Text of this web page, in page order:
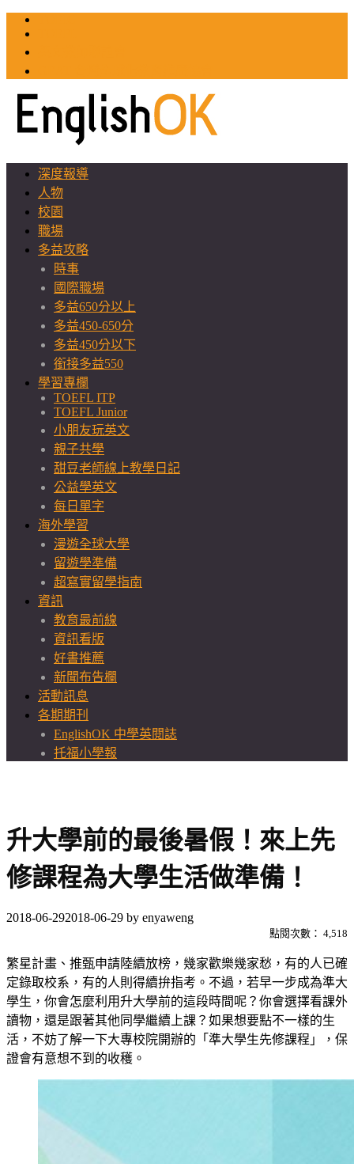
深度報導
人物
校園
職場
多益攻略
時事
國際職場
多益650分以上
多益450-650分
多益450分以下
銜接多益550
學習專欄
TOEFL ITP
TOEFL Junior
小朋友玩英文
親子共學
甜豆老師線上教學日記
公益學英文
每日單字
海外學習
漫遊全球大學
留遊學準備
超寫實留學指南
資訊
教育最前線
資訊看版
好書推薦
新聞布告欄
活動訊息
各期期刊
EnglishOK 中學英閱誌
托福小學報
升大學前的最後暑假！來上先
修課程為大學生活做準備！
2018-06-292018-06-29 by enyaweng
點閱次數： 4,518
繁星計畫、推甄申請陸續放榜，幾家歡樂幾家愁，有的人已確
定錄取校系，有的人則得續拚指考。不過，若早一步成為準大
學生，你會怎麼利用升大學前的這段時間呢？你會選擇看課外
讀物，還是跟著其他同學繼續上課？如果想要點不一樣的生
活，不妨了解一下大專校院開辦的「準大學生先修課程」，保
證會有意想不到的收穫。